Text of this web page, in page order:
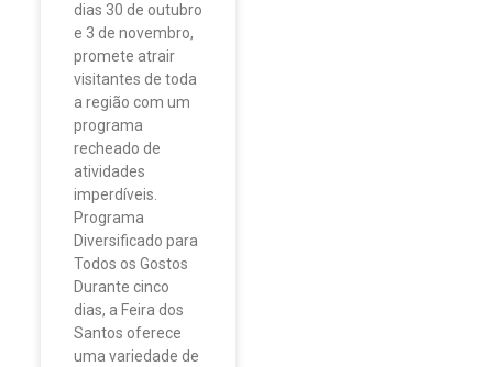
dias 30 de outubro
e 3 de novembro,
promete atrair
visitantes de toda
a região com um
programa
recheado de
atividades
imperdíveis.
Programa
Diversificado para
Todos os Gostos
Durante cinco
dias, a Feira dos
Santos oferece
uma variedade de